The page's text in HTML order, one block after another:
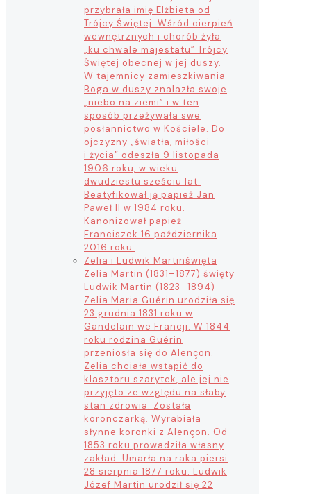
przybrała imię Elżbieta od
Trójcy Świętej. Wśród cierpień
wewnętrznych i chorób żyła
„ku chwale majestatu” Trójcy
Świętej obecnej w jej duszy.
W tajemnicy zamieszkiwania
Boga w duszy znalazła swoje
„niebo na ziemi” i w ten
sposób przeżywała swe
posłannictwo w Kościele. Do
ojczyzny „światła, miłości
i życia” odeszła 9 listopada
1906 roku, w wieku
dwudziestu sześciu lat.
Beatyfikował ją papież Jan
Paweł II w 1984 roku.
Kanonizował papież
Franciszek 16 października
2016 roku.
Zelia i Ludwik Martinświęta
Zelia Martin (1831–1877) święty
Ludwik Martin (1823–1894)
Zelia Maria Guérin urodziła się
23 grudnia 1831 roku w
Gandelain we Francji. W 1844
roku rodzina Guérin
przeniosła się do Alençon.
Zelia chciała wstąpić do
klasztoru szarytek, ale jej nie
przyjęto ze względu na słaby
stan zdrowia. Została
koronczarką. Wyrabiała
słynne koronki z Alençon. Od
1853 roku prowadziła własny
zakład. Umarła na raka piersi
28 sierpnia 1877 roku. Ludwik
Józef Martin urodził się 22